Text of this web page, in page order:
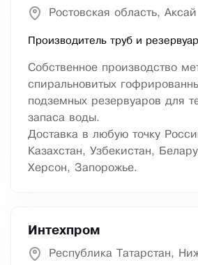
Ростовская область, Аксай
Производитель труб и
Собственное производство
спиральновитых
подземных резервуаров для
запаса воды.
Доставка в любую точку
Казахстан, Узбекистан,
Херсон, Запорожье.
Интехпром
Республика Татарстан,